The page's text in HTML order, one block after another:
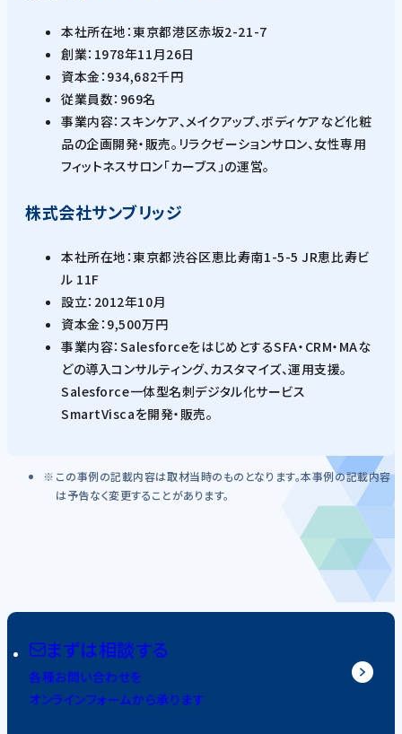
本社所在地：東京都港区赤坂2-21-7
創業：1978年11月26日
資本金：934,682千円
従業員数：969名
事業内容：スキンケア、メイクアップ、ボディケアなど化粧
品の企画開発・販売。リラクゼーションサロン、女性専用
フィットネスサロン「カーブス」の運営。
株式会社サンブリッジ
本社所在地：東京都渋谷区恵比寿南1-5-5 JR恵比寿ビ
ル 11F
設立：2012年10月
資本金：9,500万円
事業内容：SalesforceをはじめとするSFA・CRM・MAな
どの導入コンサルティング、カスタマイズ、運用支援。
Salesforce一体型名刺デジタル化サービス
SmartViscaを開発・販売。
この事例の記載内容は取材当時のものとなります。本事例の記載内容
は予告なく変更することがあります。
まずは相談する
各種お問い合わせを
オンラインフォームから承ります